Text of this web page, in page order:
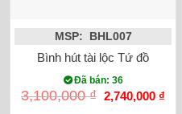
công cao 23cm Bát Tràng (vàng
MSP: BHL007
Bình hút tài lộc Tứ đồ cao
Đã bán: 36
3,100,000₫ Giá
gốc
2,740,000 ₫